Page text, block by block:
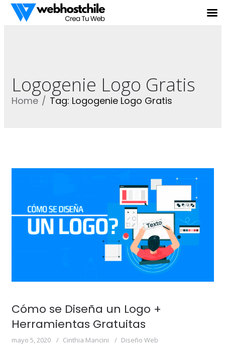
Logogenie Logo Gratis
Home Tag: Logogenie Logo Gratis
Cómo se Diseña un Logo +
Herramientas Gratuitas
mayo 5, 2020 Cinthia Mancini Diseño Web